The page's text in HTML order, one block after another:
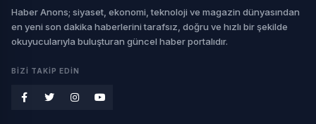
Haber Anons; siyaset, ekonomi, teknoloji ve magazin dünyasından
en yeni son dakika haberlerini tarafsız, doğru ve hızlı bir şekilde
okuyucularıyla buluşturan güncel haber portalıdır.
BIZI TAKIP EDIN